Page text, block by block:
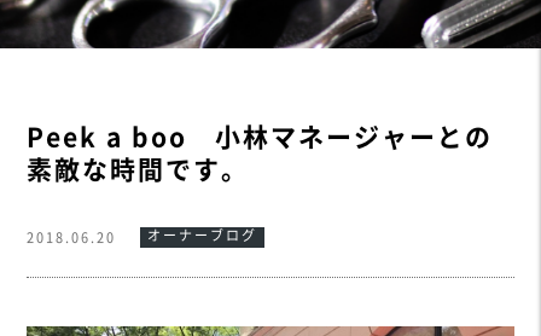
Peek a boo 小林マネージャーとの
素敵な時間です。
2018.06.20 オーナーブログ